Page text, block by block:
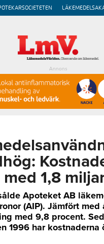
Annons
1,8
Apoteket AB
(AIP). Jämfört med
med 9,8 procent.
1996 har kostnaderna